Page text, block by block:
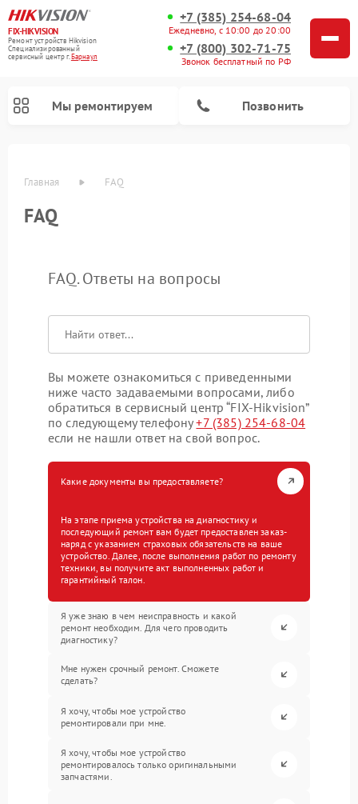
FIX-HIKVISION
Ремонт устройств Hikvision
Специализированный
cервисный центр г.Барнаул
+7 (385) 254-68-04
Ежедневно, с 10:00 до 20:00
+7 (800) 302-71-75
Звонок бесплатный по РФ
Мы ремонтируем Позвонить
Главная FAQ
FAQ
FAQ. Ответы на вопросы
Вы можете ознакомиться с приведенными
ниже часто задаваемыми вопросами, либо
обратиться в сервисный центр “FIX-Hikvision”
по следующему телефону+7 (385) 254-68-04
если не нашли ответ на свой вопрос.
Какие документы вы предоставляете?
На этапе приема устройства на диагностику и
последующий ремонт вам будет предоставлен заказ-
наряд с указанием страховых обязательств на ваше
устройство. Далее, после выполнения работ по ремонту
техники, вы получите акт выполненных работ и
гарантийный талон.
Я уже знаю в чем неисправность и какой
ремонт необходим. Для чего проводить
диагностику?
Мне нужен срочный ремонт. Сможете
сделать?
Я хочу, чтобы мое устройство
ремонтировали при мне.
Я хочу, чтобы мое устройство
ремонтировалось только оригинальными
запчастями.